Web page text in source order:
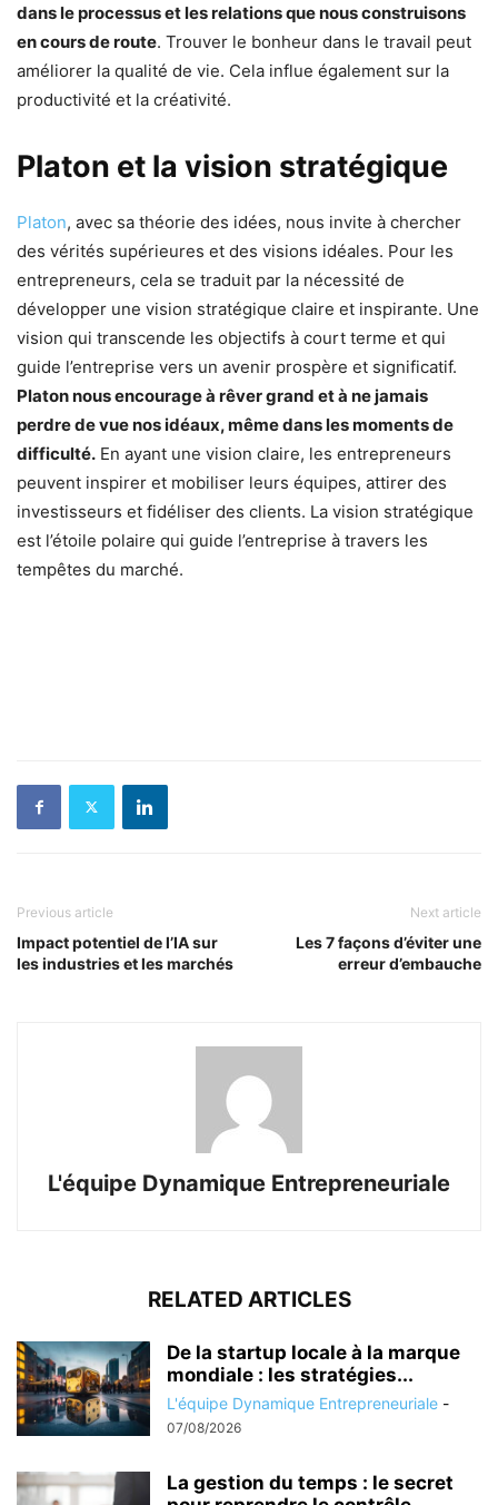
dans le processus et les relations que nous construisons
en cours de route. Trouver le bonheur dans le travail peut
améliorer la qualité de vie. Cela influe également sur la
productivité et la créativité.
Platon et la vision stratégique
Platon, avec sa théorie des idées, nous invite à chercher
des vérités supérieures et des visions idéales. Pour les
entrepreneurs, cela se traduit par la nécessité de
développer une vision stratégique claire et inspirante. Une
vision qui transcende les objectifs à court terme et qui
guide l’entreprise vers un avenir prospère et significatif.
Platon nous encourage à rêver grand et à ne jamais
perdre de vue nos idéaux, même dans les moments de
difficulté. En ayant une vision claire, les entrepreneurs
peuvent inspirer et mobiliser leurs équipes, attirer des
investisseurs et fidéliser des clients. La vision stratégique
est l’étoile polaire qui guide l’entreprise à travers les
tempêtes du marché.
Previous article
Impact potentiel de l’IA sur
les industries et les marchés
Next article
Les 7 façons d’éviter une
erreur d’embauche
L'équipe Dynamique Entrepreneuriale
RELATED ARTICLES
De la startup locale à la marque
mondiale : les stratégies...
L'équipe Dynamique Entrepreneuriale -
07/08/2026
La gestion du temps : le secret